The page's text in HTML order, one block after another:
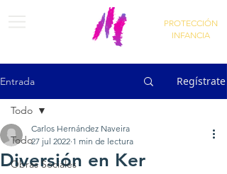
PROTECCIÓN
INFANCIA
Entrada Regístrate
Todo
Obras Sociales
Todo
Diversión en Ker
Carlos Hernández Naveira
27 jul 2022 1 min de lectura